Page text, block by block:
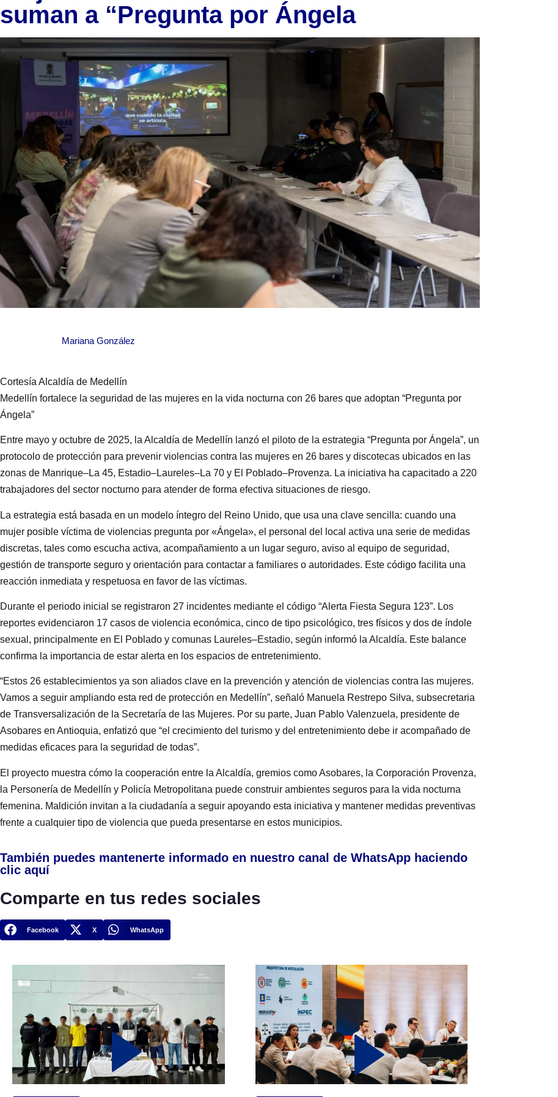
suman a “Pregunta por Ángela
Mariana González
Cortesía Alcaldía de Medellín
Medellín fortalece la seguridad de las mujeres en la vida nocturna con 26 bares que adoptan “Pregunta por
Ángela”
Entre mayo y octubre de 2025, la Alcaldía de Medellín lanzó el piloto de la estrategia “Pregunta por Ángela”, un
protocolo de protección para prevenir violencias contra las mujeres en 26 bares y discotecas ubicados en las
zonas de Manrique–La 45, Estadio–Laureles–La 70 y El Poblado–Provenza. La iniciativa ha capacitado a 220
trabajadores del sector nocturno para atender de forma efectiva situaciones de riesgo.
La estrategia está basada en un modelo íntegro del Reino Unido, que usa una clave sencilla: cuando una
mujer posible víctima de violencias pregunta por «Ángela», el personal del local activa una serie de medidas
discretas, tales como escucha activa, acompañamiento a un lugar seguro, aviso al equipo de seguridad,
gestión de transporte seguro y orientación para contactar a familiares o autoridades. Este código facilita una
reacción inmediata y respetuosa en favor de las víctimas.
Durante el periodo inicial se registraron 27 incidentes mediante el código “Alerta Fiesta Segura 123”. Los
reportes evidenciaron 17 casos de violencia económica, cinco de tipo psicológico, tres físicos y dos de índole
sexual, principalmente en El Poblado y comunas Laureles–Estadio, según informó la Alcaldía. Este balance
confirma la importancia de estar alerta en los espacios de entretenimiento.
“Estos 26 establecimientos ya son aliados clave en la prevención y atención de violencias contra las mujeres.
Vamos a seguir ampliando esta red de protección en Medellín”, señaló Manuela Restrepo Silva, subsecretaria
de Transversalización de la Secretaría de las Mujeres. Por su parte, Juan Pablo Valenzuela, presidente de
Asobares en Antioquia, enfatizó que “el crecimiento del turismo y del entretenimiento debe ir acompañado de
medidas eficaces para la seguridad de todas”.
El proyecto muestra cómo la cooperación entre la Alcaldía, gremios como Asobares, la Corporación Provenza,
la Personería de Medellín y Policía Metropolitana puede construir ambientes seguros para la vida nocturna
femenina. Maldición invitan a la ciudadanía a seguir apoyando esta iniciativa y mantener medidas preventivas
frente a cualquier tipo de violencia que pueda presentarse en estos municipios.
También puedes mantenerte informado en nuestro canal de WhatsApp haciendo
clic aquí
Comparte en tus redes sociales
Facebook X WhatsApp